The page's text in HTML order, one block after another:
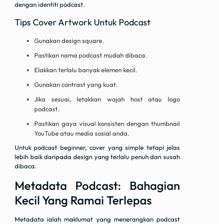
dengan identiti podcast.
Tips Cover Artwork Untuk Podcast
Gunakan design square.
Pastikan nama podcast mudah dibaca.
Elakkan terlalu banyak elemen kecil.
Gunakan contrast yang kuat.
Jika sesuai, letakkan wajah host atau logo
podcast.
Pastikan gaya visual konsisten dengan thumbnail
YouTube atau media sosial anda.
Untuk podcast beginner, cover yang simple tetapi jelas
lebih baik daripada design yang terlalu penuh dan susah
dibaca.
Metadata Podcast: Bahagian
Kecil Yang Ramai Terlepas
Metadata ialah maklumat yang menerangkan podcast